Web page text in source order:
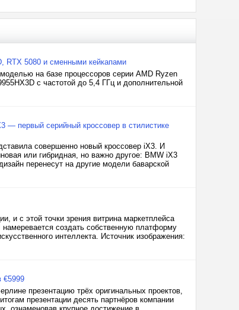
RTX 5080 и сменными кейкапами
на базе процессоров серии AMD Ryzen
с частотой до 5,4 ГГц и дополнительной
— первый серийный кроссовер в стилистике
совершенно новый кроссовер iX3. И
или гибридная, но важно другое: BMW iX3
перенесут на другие модели баварской
и с этой точки зрения витрина маркетплейса
создать собственную платформу
интеллекта. Источник изображения:
€5999
презентацию трёх оригинальных проектов,
презентации десять партнёров компании